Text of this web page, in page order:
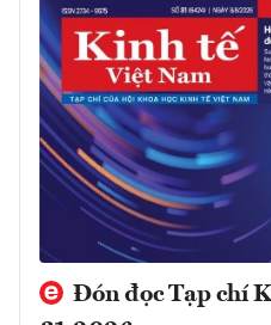
Đón đọc Tạp chí